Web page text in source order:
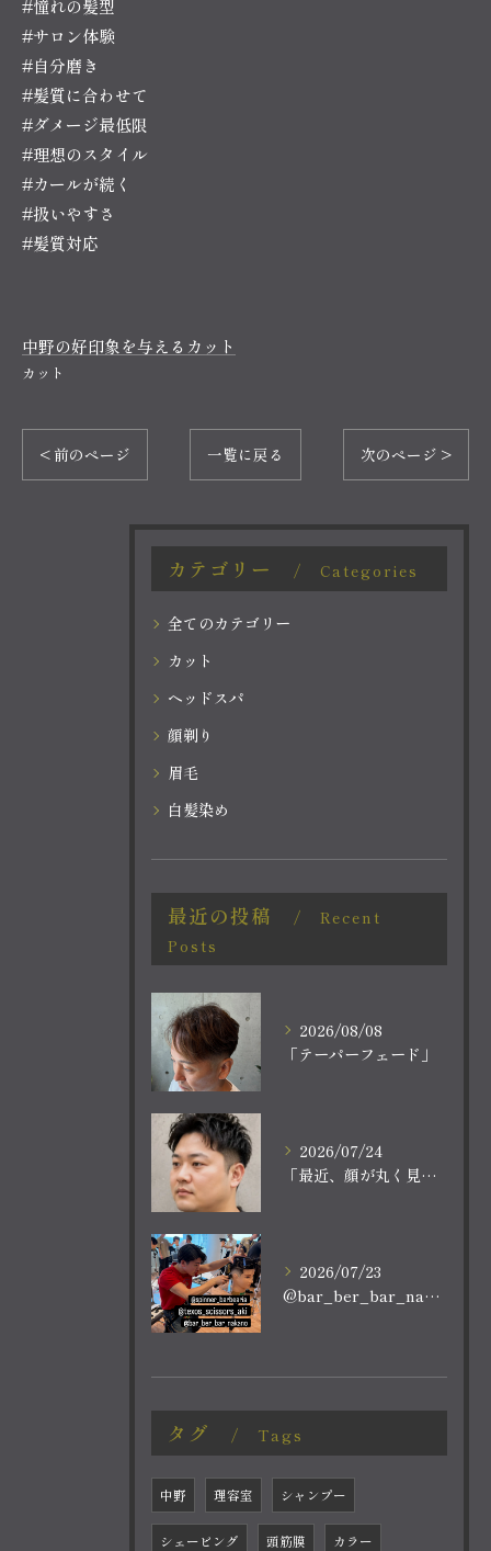
#憧れの髪型
#サロン体験
#自分磨き
#髪質に合わせて
#ダメージ最低限
#理想のスタイル
#カールが続く
#扱いやすさ
#髪質対応
中野の好印象を与えるカット
カット
< 前のページ 一覧に戻る 次のページ >
カテゴリー Categories
全てのカテゴリー
カット
ヘッドスパ
顔剃り
眉毛
白髪染め
最近の投稿
Recent
Posts
2026/08/08
「テーパーフェード」
2026/07/24
「最近、顔が丸く見える。
2026/07/23
@bar_ber_bar_nakano
タグ Tags
中野 理容室 シャンプー
シェービング 頭筋膜 カラー